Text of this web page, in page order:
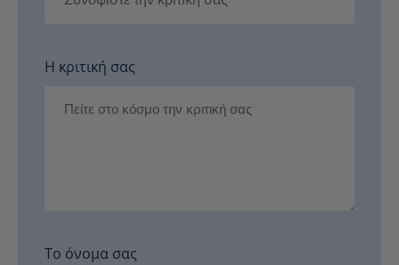
Η κριτική σας
Το όνομα σας